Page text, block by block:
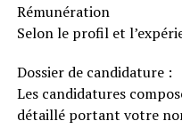
Rémunération
Selon le profil et
Dossier de candidature :
Les candidatures
détaillé portant votre